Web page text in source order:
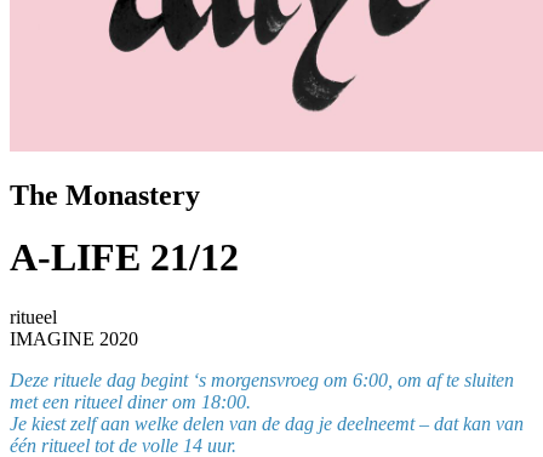
The Monastery
A-LIFE 21/12
ritueel
IMAGINE 2020
Deze rituele dag begint ‘s morgensvroeg om 6:00, om af te sluiten
met een ritueel diner om 18:00.
Je kiest zelf aan welke delen van de dag je deelneemt – dat kan van
één ritueel tot de volle 14 uur.